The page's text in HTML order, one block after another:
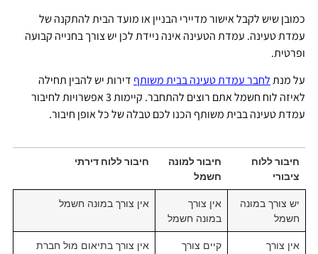
כמובן שיש לקבל אישור מדיירי הבניין או מועד הבית להתקנה של
עמדת טעינה. עמדת הטעינה אינה ניידת לכן יש צורך בחנייה קבועה
ופרטית.
על מנתלחבר עמדת טעינה בבית משותף דירות יש להבין תחילה
לאיזה לוח חשמל אתם רוצים להתחבר. קיימות 3 אפשרויות לחיבור
עמדת טעינה בבית משותף הכנו לכם טבלה של כל אופן חיבור.
חיבור ללוח
ציבורי
חיבור למונה
חשמל
חיבור ללוח דירתי
יש צורך במונה
חשמל
אין צורך
במונה חשמל
אין צורך במונה חשמל
אין צורך קיים צורך אין צורך בתיאום מול חברת